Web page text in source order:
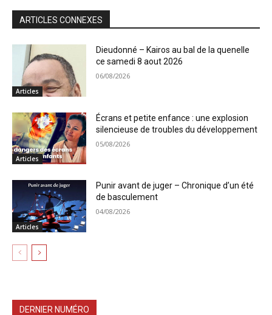
ARTICLES CONNEXES
Articles
Dieudonné – Kairos au bal de la quenelle
ce samedi 8 aout 2026
06/08/2026
Articles
Écrans et petite enfance : une explosion
silencieuse de troubles du développement
05/08/2026
Articles
Punir avant de juger – Chronique d’un été
de basculement
04/08/2026
DERNIER NUMÉRO